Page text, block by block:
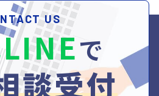
US
で
談受付